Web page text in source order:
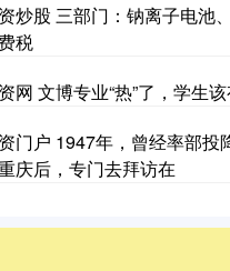
炒股 三部门：钠离子电池
税
网 文博专业“热”了，学生
门户 1947年，曾经率部投
庆后，专门去拜访在